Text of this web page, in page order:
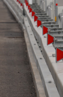
для
также
с
студентов.